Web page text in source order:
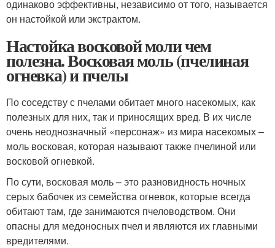
одинаково эффективны, независимо от того, называется
он настойкой или экстрактом.
Настойка восковой моли чем
полезна. Восковая моль (пчелиная
огневка) и пчелы
По соседству с пчелами обитает много насекомых, как
полезных для них, так и приносящих вред. В их числе
очень неоднозначный «персонаж» из мира насекомых –
моль восковая, которая называют также пчелиной или
восковой огневкой.
По сути, восковая моль – это разновидность ночных
серых бабочек из семейства огневок, которые всегда
обитают там, где занимаются пчеловодством. Они
опасны для медоносных пчел и являются их главными
вредителями.